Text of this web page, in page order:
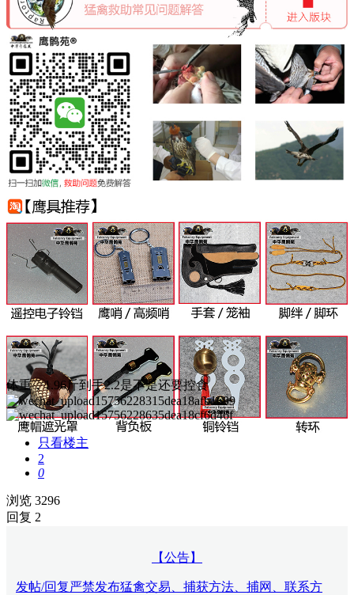
体重，1.96斤到手2.2是不是还要控食
只看楼主
2
0
浏览 3296
回复 2
【公告】
发帖/回复严禁发布猛禽交易、捕获方法、捕网、联系方